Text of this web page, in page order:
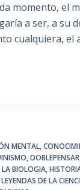
momento, el
a ser, a su
cualquiera, el
MENTAL,
,DOBLEPENSAR
LA BIOLOGIA,
DE LA